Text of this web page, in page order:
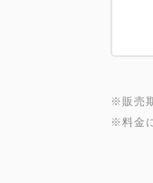
※販売
※料金